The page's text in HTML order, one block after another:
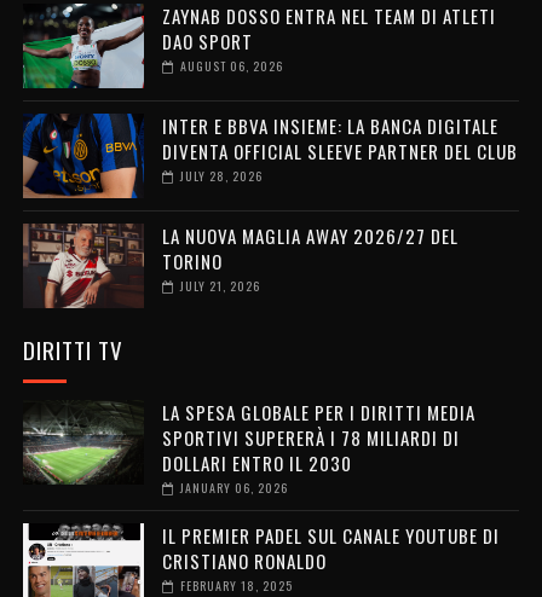
ZAYNAB DOSSO ENTRA NEL TEAM DI ATLETI
DAO SPORT
AUGUST 06, 2026
INTER E BBVA INSIEME: LA BANCA DIGITALE
DIVENTA OFFICIAL SLEEVE PARTNER DEL CLUB
JULY 28, 2026
LA NUOVA MAGLIA AWAY 2026/27 DEL
TORINO
JULY 21, 2026
DIRITTI TV
LA SPESA GLOBALE PER I DIRITTI MEDIA
SPORTIVI SUPERERÀ I 78 MILIARDI DI
DOLLARI ENTRO IL 2030
JANUARY 06, 2026
IL PREMIER PADEL SUL CANALE YOUTUBE DI
CRISTIANO RONALDO
FEBRUARY 18, 2025